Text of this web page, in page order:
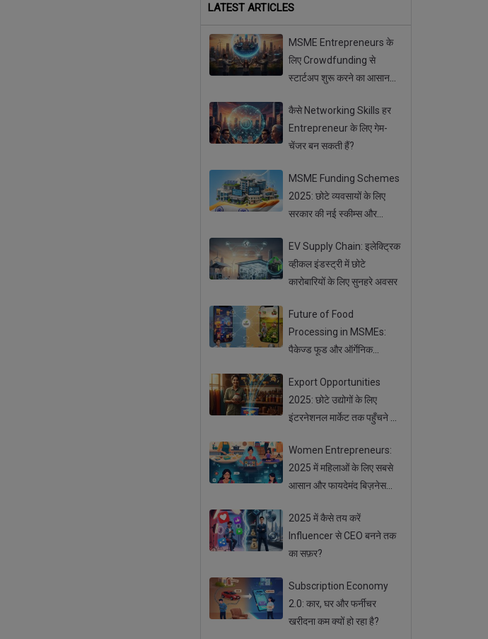
LATEST ARTICLES
MSME Entrepreneurs के
लिए Crowdfunding से
स्टार्टअप शुरू करने का आसान
कैसे Networking Skills हर
Entrepreneur के लिए गेम-
चेंजर बन सकती हैं?
MSME Funding Schemes
2025: छोटे व्यवसायों के लिए
सरकार की नई स्कीम्स और
EV Supply Chain: इलेक्ट्रिक
व्हीकल इंडस्ट्री में छोटे
कारोबारियों के लिए सुनहरे अवसर
Future of Food
Processing in MSMEs:
पैकेज्ड फूड और ऑर्गेनिक
Export Opportunities
2025: छोटे उद्योगों के लिए
इंटरनेशनल मार्केट तक पहुँचने के
Women Entrepreneurs:
2025 में महिलाओं के लिए सबसे
आसान और फायदेमंद बिज़नेस
2025 में कैसे तय करें
Influencer से CEO बनने तक
का सफ़र?
Subscription Economy
2.0: कार, घर और फर्नीचर
खरीदना कम क्यों हो रहा है?